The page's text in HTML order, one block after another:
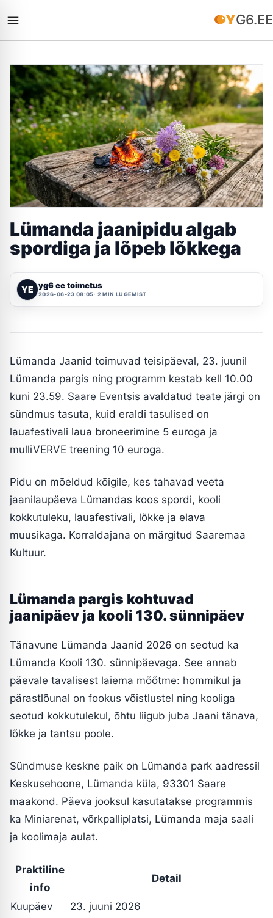
YG6.EE
Lümanda jaanipidu algab
spordiga ja lõpeb lõkkega
YE yg6 ee toimetus
2026-06-23 08:05 2 MIN LUGEMIST
Lümanda Jaanid toimuvad teisipäeval, 23. juunil
Lümanda pargis ning programm kestab kell 10.00
kuni 23.59. Saare Eventsis avaldatud teate järgi on
sündmus tasuta, kuid eraldi tasulised on
lauafestivali laua broneerimine 5 euroga ja
mulliVERVE treening 10 euroga.
Pidu on mõeldud kõigile, kes tahavad veeta
jaanilaupäeva Lümandas koos spordi, kooli
kokkutuleku, lauafestivali, lõkke ja elava
muusikaga. Korraldajana on märgitud Saaremaa
Kultuur.
Lümanda pargis kohtuvad
jaanipäev ja kooli 130. sünnipäev
Tänavune Lümanda Jaanid 2026 on seotud ka
Lümanda Kooli 130. sünnipäevaga. See annab
päevale tavalisest laiema mõõtme: hommikul ja
pärastlõunal on fookus võistlustel ning kooliga
seotud kokkutulekul, õhtu liigub juba Jaani tänava,
lõkke ja tantsu poole.
Sündmuse keskne paik on Lümanda park aadressil
Keskusehoone, Lümanda küla, 93301 Saare
maakond. Päeva jooksul kasutatakse programmis
ka Miniarenat, võrkpalliplatsi, Lümanda maja saali
ja koolimaja aulat.
Praktiline
info
Detail
Kuupäev
23. juuni 2026